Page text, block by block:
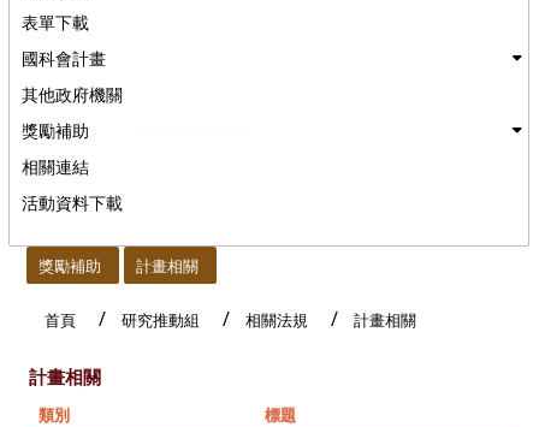
表單下載
國科會計畫
其他政府機關
獎勵補助
相關連結
活動資料下載
獎勵補助 計畫相關
首頁 研究推動組 相關法規 計畫相關
計畫相關
類別 標題